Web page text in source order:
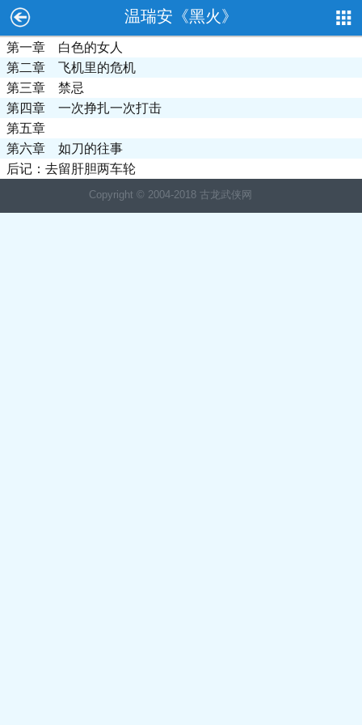
温瑞安《黑火》
第一章 白色的女人
第二章 飞机里的危机
第三章 禁忌
第四章 一次挣扎一次打击
第五章
第六章 如刀的往事
后记：去留肝胆两车轮
Copyright © 2004-2018 古龙武侠网